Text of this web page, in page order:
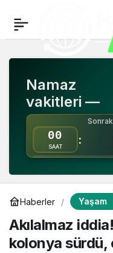
Namaz
vakitleri —
00
SAAT
:
Haberler Yaşam
Akılalmaz
kolonya sürdü,
Akılalmaz iddia!
kolonya sürdü,
ehliyetine el konuldu’